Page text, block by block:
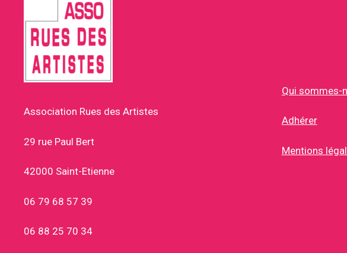
Association Rues des Artistes
29 rue Paul Bert
42000 Saint-Etienne
06 79 68 57 39
06 88 25 70 34
Qui sommes-
Adhérer
Mentions